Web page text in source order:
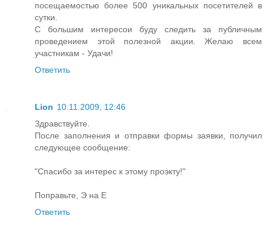
посещаемостью более 500 уникальных посетителей в
сутки.
С большим интересои буду следить за публичным
проведением этой полезной акции. Желаю всем
участникам - Удачи!
Ответить
Lion 10.11.2009, 12:46
Здравствуйте.
После заполнения и отправки формы заявки, получил
следующее сообщение:
"Спасибо за интерес к этому проэкту!"
Поправьте, Э на Е
Ответить